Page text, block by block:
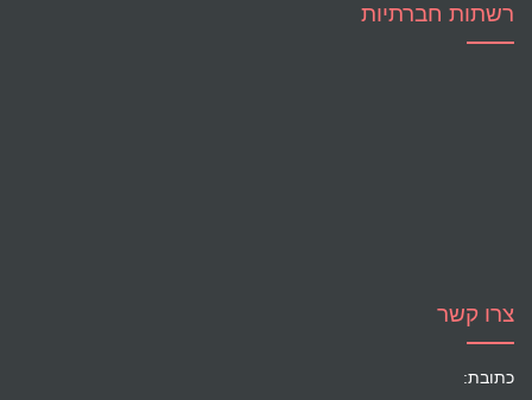
רשתות חברתיות
צרו קשר
כתובת: